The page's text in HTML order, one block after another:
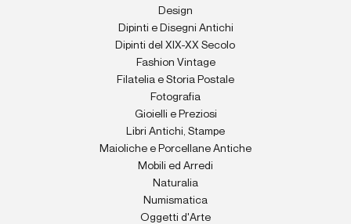
Design
Dipinti e Disegni Antichi
Dipinti del XIX-XX Secolo
Fashion Vintage
Filatelia e Storia Postale
Fotografia
Gioielli e Preziosi
Libri Antichi, Stampe
Maioliche e Porcellane Antiche
Mobili ed Arredi
Naturalia
Numismatica
Oggetti d'Arte